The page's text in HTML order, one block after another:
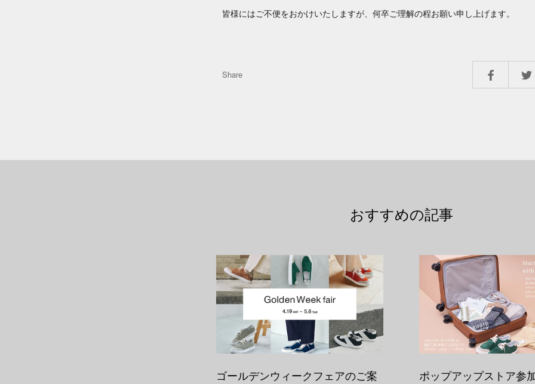
皆様にはご不便をおかけいたしますが、何卒ご理解の程お願い申し上げます。
Share
おすすめの記事
ゴールデンウィークフェアのご案
ポップアップストア参